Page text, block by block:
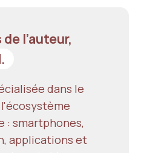
l’auteur,
dans le
: smartphones,
applications et